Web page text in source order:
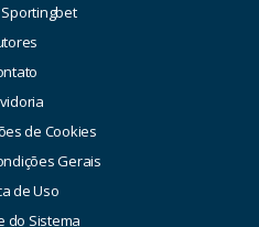
de Cookies
Gerais
de Uso
do Sistema